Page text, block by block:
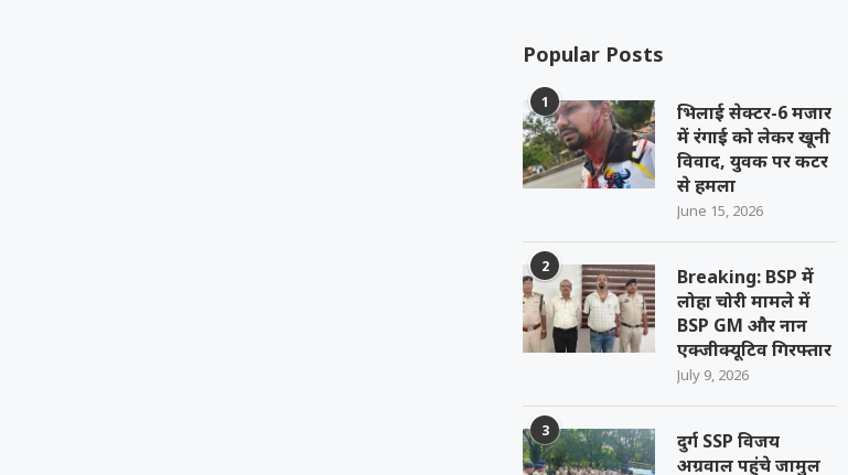
Popular Posts
1
भिलाई सेक्टर-6 मजार
में रंगाई को लेकर खूनी
विवाद, युवक पर कटर
से हमला
June 15, 2026
2
Breaking: BSP में
लोहा चोरी मामले में
BSP GM और नान
एक्जीक्यूटिव गिरफ्तार
July 9, 2026
3
दुर्ग SSP विजय
अग्रवाल पहुंचे जामुल